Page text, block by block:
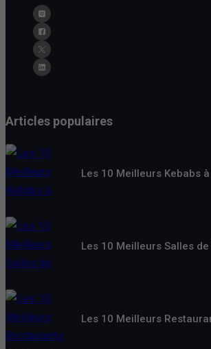
Articles populaires
Les 10 Meilleurs Kebabs
Les 10 Meilleurs Salles
Les 10 Meilleurs